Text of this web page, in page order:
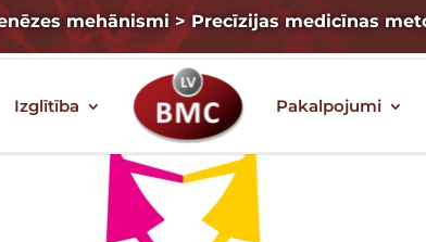
mehānismi>Precīzijas medicīnas
Izglītība Pakalpojumi